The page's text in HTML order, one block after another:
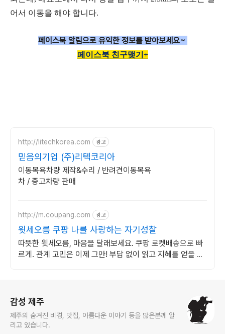
어서 이동을 해야 합니다.
페이스북 알림으로 유익한 정보를 받아보세요~
페이스북 친구맺기+
http://litechkorea.com 광고
믿음의기업 (주)리텍코리아
이동목욕차량 제작&수리 / 반려견이동목욕
차 / 중고차량 판매
http://m.coupang.com 광고
윗세오름 쿠팡 나를 사랑하는 자기성찰
따뜻한 윗세오름, 마음을 달래보세요. 쿠팡 로켓배송으로 빠
르게. 관계 고민은 이제 그만! 부담 없이 읽고 지혜를 얻을 수
감성 제주
제주의 숨겨진 비경, 맛집, 아름다운 이야기 등을 많은분께 알
리고 있습니다.